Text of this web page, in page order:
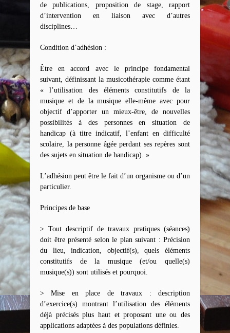
de publications, proposition de stage, rapport
d’intervention en liaison avec d’autres
disciplines…
Condition d’adhésion :
Être en accord avec le principe fondamental
suivant, définissant la musicothérapie comme étant
« l’utilisation des éléments constitutifs de la
musique et de la musique elle-même avec pour
objectif d’apporter un mieux-être, de nouvelles
possibilités à des personnes en situation de
handicap (à titre indicatif, l’enfant en difficulté
scolaire, la personne âgée perdant ses repères sont
des sujets en situation de handicap). »
L’adhésion peut être le fait d’un organisme ou d’un
particulier.
Principes de base
> Tout descriptif de travaux pratiques (séances)
doit être présenté selon le plan suivant : Précision
du lieu, indication, objectif(s), quels éléments
constitutifs de la musique (et/ou quelle(s)
musique(s)) sont utilisés et pourquoi.
> Mise en place de travaux : description
d’exercice(s) montrant l’utilisation des éléments
déjà précisés plus haut et proposant une ou des
applications adaptées à des populations définies.